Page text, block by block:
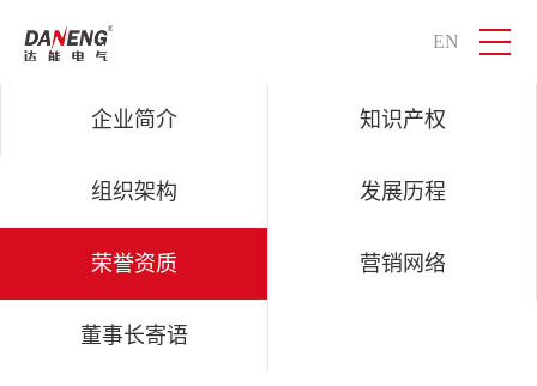
EN
企业简介 知识产权
组织架构 发展历程
荣誉资质 营销网络
董事长寄语